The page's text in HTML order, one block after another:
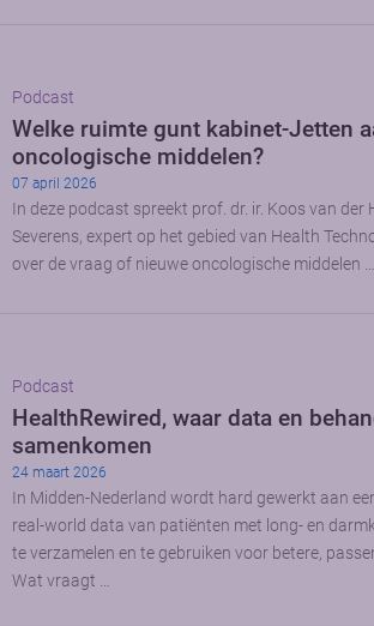
Podcast
Welke ruimte gunt kabinet-Jetten
oncologische middelen?
07 april 2026
In deze podcast spreekt prof. dr. ir. Koos van der
Severens, expert op het gebied van Health
over de vraag of nieuwe oncologische middelen …
Podcast
HealthRewired, waar data en
samenkomen
24 maart 2026
In Midden-Nederland wordt hard gewerkt aan
real-world data van patiënten met long- en
te verzamelen en te gebruiken voor betere,
Wat vraagt …